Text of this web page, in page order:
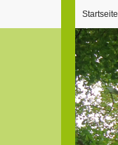
Startseite